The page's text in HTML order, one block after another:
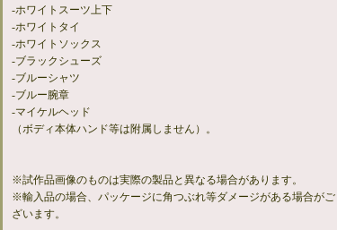
-ホワイトスーツ上下
-ホワイトタイ
-ホワイトソックス
-ブラックシューズ
-ブルーシャツ
-ブルー腕章
-マイケルヘッド
（ボディ本体ハンド等は附属しません）。
※試作品画像のものは実際の製品と異なる場合があります。
※輸入品の場合、パッケージに角つぶれ等ダメージがある場合がご
ざいます。